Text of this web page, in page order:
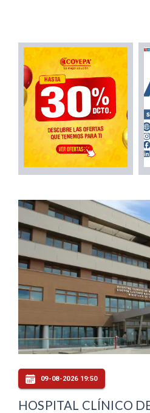
09-08-2026 19:50
HOSPITAL CLÍNICO